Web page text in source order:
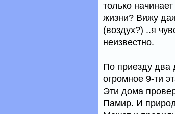
только
жизни? Вижу
(воздух?) ..я
неизвестно.
По приезду два
огромное 9-ти
Эти дома
Памир. И